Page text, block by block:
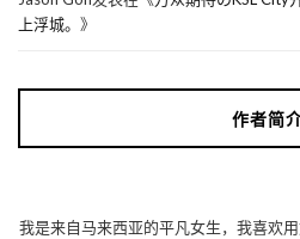
上浮城。 》
作者简
我是来自马来西亚的平凡女生，我喜欢